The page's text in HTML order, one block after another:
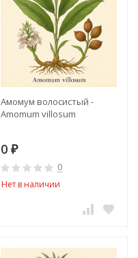
Амомум волосистый -
Amomum villosum
0 ₽
0
Нет в наличии